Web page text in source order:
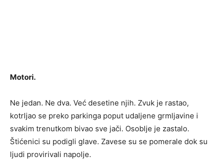
Motori.
Ne jedan. Ne dva. Već desetine njih. Zvuk je rastao,
kotrljao se preko parkinga poput udaljene grmljavine i
svakim trenutkom bivao sve jači. Osoblje je zastalo.
Štićenici su podigli glave. Zavese su se pomerale dok su
ljudi provirivali napolje.